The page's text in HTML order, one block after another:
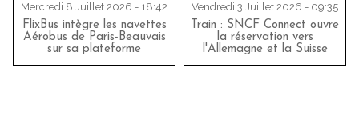
Mercredi 8 Juillet 2026 - 18:42
FlixBus intègre les navettes
Aérobus de Paris-Beauvais
sur sa plateforme
Vendredi 3 Juillet 2026 - 09:35
Train : SNCF Connect ouvre
la réservation vers
l'Allemagne et la Suisse